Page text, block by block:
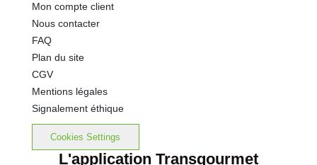
Mon compte client
Nous contacter
FAQ
Plan du site
CGV
Mentions légales
Signalement éthique
Cookies Settings
L'application Transgourmet